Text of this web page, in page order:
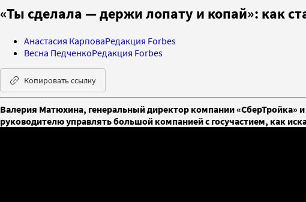
«Ты сделала — держи лопату и копай»: как
Анастасия КарповаРедакция Forbes
Весна ПедченкоРедакция Forbes
Копировать ссылку
Валерия Матюхина, генеральный директор компании «СберТройка»
руководителю управлять большой компанией с госучастием, как